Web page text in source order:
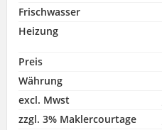
Frischwasser
Heizung
Preis
Währung
excl. Mwst
zzgl. 3% Maklercourtage